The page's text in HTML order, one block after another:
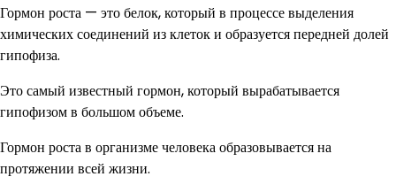
Гормон роста — это белок, который в процессе выделения
химических соединений из клеток и образуется передней долей
гипофиза.
Это самый известный гормон, который вырабатывается
гипофизом в большом объеме.
Гормон роста в организме человека образовывается на
протяжении всей жизни.